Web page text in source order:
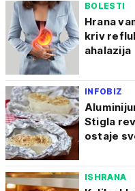
BOLESTI
Hrana
kriv
ahalazija
INFOBIZ
Stigla
ostaje
ISHRANA